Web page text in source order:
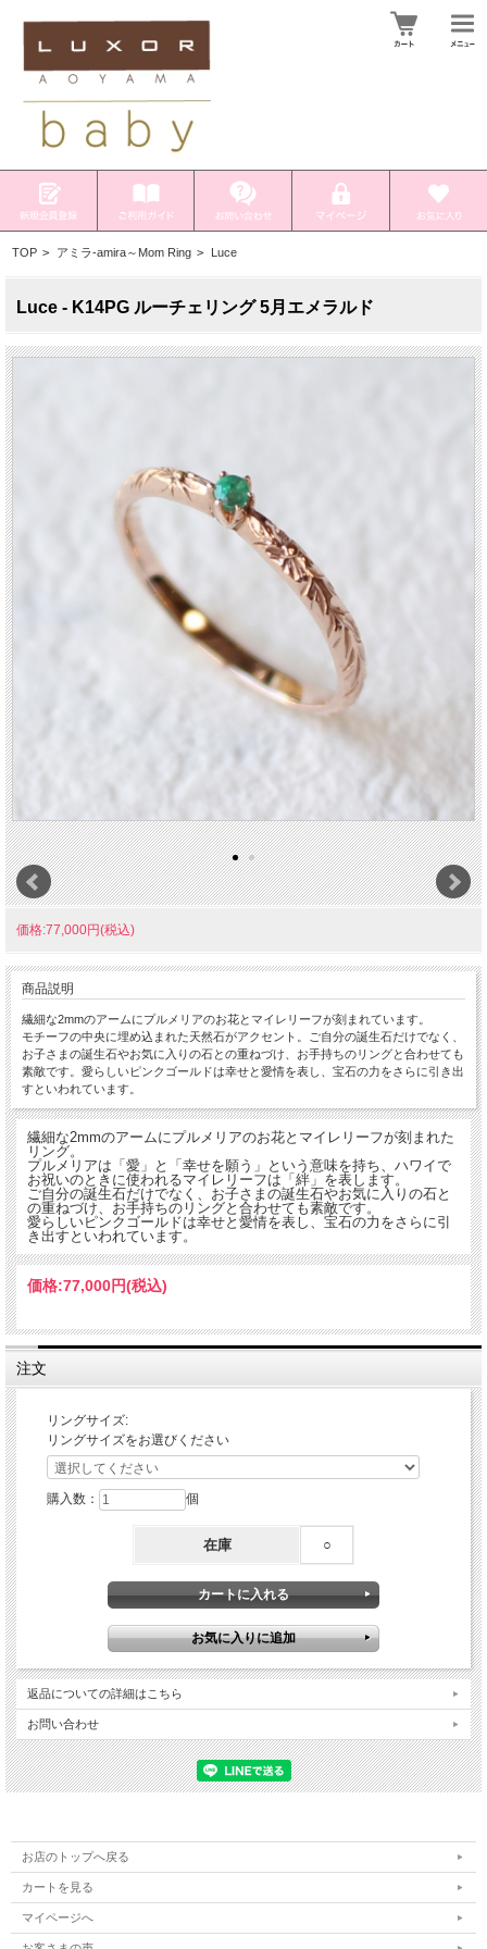
TOP > アミラ-amira～Mom Ring > Luce
Luce - K14PG ルーチェリング 5月エメラルド
価格:77,000円(税込)
商品説明
繊細な2mmのアームにプルメリアのお花とマイレリーフが刻まれています。
モチーフの中央に埋め込まれた天然石がアクセント。ご自分の誕生石だけでなく、
お子さまの誕生石やお気に入りの石との重ねづけ、お手持ちのリングと合わせても
素敵です。愛らしいピンクゴールドは幸せと愛情を表し、宝石の力をさらに引き出
すといわれています。
繊細な2mmのアームにプルメリアのお花とマイレリーフが刻まれた
リング。
プルメリアは「愛」と「幸せを願う」という意味を持ち、ハワイで
お祝いのときに使われるマイレリーフは「絆」を表します。
ご自分の誕生石だけでなく、お子さまの誕生石やお気に入りの石と
の重ねづけ、お手持ちのリングと合わせても素敵です。
愛らしいピンクゴールドは幸せと愛情を表し、宝石の力をさらに引
き出すといわれています。
価格:77,000円(税込)
注文
リングサイズ:
リングサイズをお選びください
購入数： 個
在庫 ○
返品についての詳細はこちら
お問い合わせ
お店のトップへ戻る
カートを見る
マイページへ